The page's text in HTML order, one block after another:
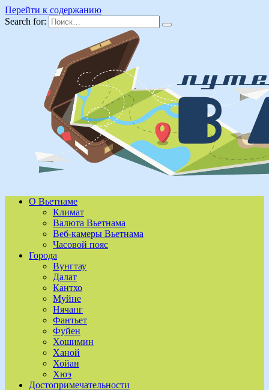
Перейти к содержанию
Search for:
О Вьетнаме
Климат
Валюта Вьетнама
Веб-камеры Вьетнама
Часовой пояс
Города
Вунгтау
Далат
Кантхо
Муйне
Нячанг
Фантьет
Фуйен
Хошимин
Ханой
Хойан
Хюэ
Достопримечательности